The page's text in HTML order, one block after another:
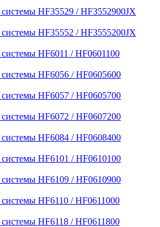
HF35529 / HF3552900JX
HF35552 / HF3555200JX
HF6011 / HF0601100
HF6056 / HF0605600
HF6057 / HF0605700
HF6072 / HF0607200
HF6084 / HF0608400
HF6101 / HF0610100
HF6109 / HF0610900
HF6110 / HF0611000
HF6118 / HF0611800